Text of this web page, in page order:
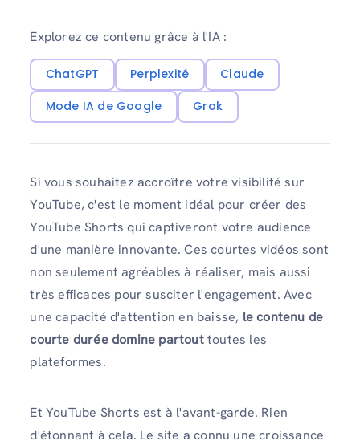
Explorez ce contenu grâce à l'IA :
ChatGPT Perplexité
Claude
Mode IA de Google
Grok
Si vous souhaitez accroître votre visibilité sur
YouTube, c'est le moment idéal pour créer des
YouTube Shorts qui captiveront votre audience
d'une manière innovante. Ces courtes vidéos sont
non seulement agréables à réaliser, mais aussi
très efficaces pour susciter l'engagement. Avec
une capacité d'attention en baisse, le contenu de
courte durée domine partouttoutes les
plateformes.
Et YouTube Shorts est à l'avant-garde. Rien
d'étonnant à cela. Le site a connu une croissance